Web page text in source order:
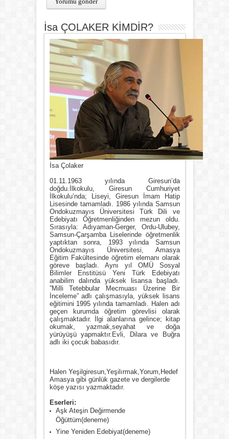
İsa ÇOLAKER KİMDİR?
İsa Çolaker
01.11.1963 yılında Giresun’da
doğdu.İlkokulu, Giresun Cumhuriyet
İlkokulu’nda; Liseyi, Giresun İmam Hatip
Lisesinde tamamladı. 1986 yılında Samsun
Ondokuzmayıs Üniversitesi Türk Dili ve
Edebiyatı Öğretmenliğinden mezun oldu.
Sırasıyla: Adıyaman-Gerger, Ordu-Ulubey,
Samsun-Çarşamba Liselerinde öğretmenlik
yaptıktan sonra, 1993 yılında Samsun
Ondokuzmayıs Üniversitesi, Amasya
Eğitim Fakültesinde öğretim elemanı olarak
göreve başladı. Aynı yıl OMÜ Sosyal
Bilimler Enstitüsü Yeni Türk Edebiyatı
anabilim dalında yüksek lisansa başladı.
”Milli Tetebbular Mecmuası Üzerine Bir
İnceleme” adlı çalışmasıyla, yüksek lisans
eğitimini 1995 yılında tamamladı. Halen adı
geçen kurumda öğretim görevlisi olarak
çalışmaktadır. İlgi alanlarına gelince; kitap
okumak, yazmak,seyahat ve doğa
yürüyüşü yapmaktır.Evli, Dilara ve Buğra
adlı iki çocuk babasıdır.
Halen Yeşilgiresun,Yeşilırmak,Yorum,Hedef
Amasya gibi günlük gazete ve dergilerde
köşe yazısı yazmaktadır.
Eserleri:
Aşk Ateşin Değirmende
Öğüttüm(deneme)
Yine Yeniden Edebiyat(deneme)